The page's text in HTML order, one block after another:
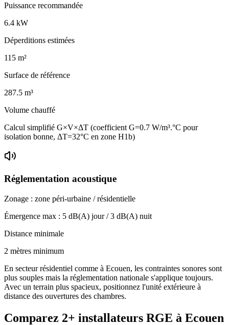
Puissance recommandée
6.4 kW
Déperditions estimées
115 m²
Surface de référence
287.5 m³
Volume chauffé
Calcul simplifié G×V×ΔT (coefficient G=0.7 W/m³.°C pour
isolation bonne, ΔT=32°C en zone H1b)
Réglementation acoustique
Zonage : zone péri-urbaine / résidentielle
Émergence max : 5 dB(A) jour /3 dB(A) nuit
Distance minimale
2 mètres minimum
En secteur résidentiel comme à Ecouen, les contraintes sonores sont
plus souples mais la réglementation nationale s'applique toujours.
Avec un terrain plus spacieux, positionnez l'unité extérieure à
distance des ouvertures des chambres.
Comparez 2+ installateurs RGE à Ecouen